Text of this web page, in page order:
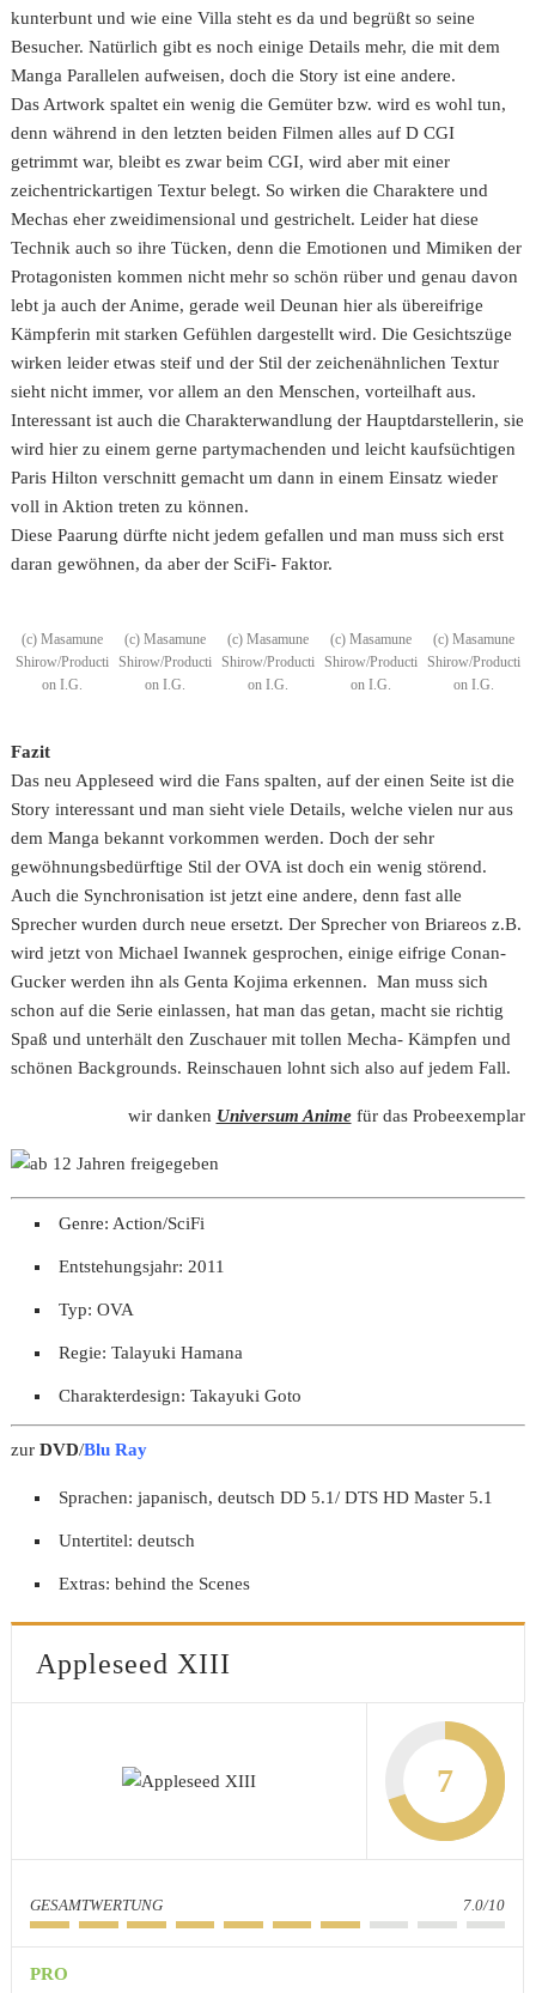
kunterbunt und wie eine Villa steht es da und begrüßt so seine
Besucher. Natürlich gibt es noch einige Details mehr, die mit dem
Manga Parallelen aufweisen, doch die Story ist eine andere.
Das Artwork spaltet ein wenig die Gemüter bzw. wird es wohl tun,
denn während in den letzten beiden Filmen alles auf D CGI
getrimmt war, bleibt es zwar beim CGI, wird aber mit einer
zeichentrickartigen Textur belegt. So wirken die Charaktere und
Mechas eher zweidimensional und gestrichelt. Leider hat diese
Technik auch so ihre Tücken, denn die Emotionen und Mimiken der
Protagonisten kommen nicht mehr so schön rüber und genau davon
lebt ja auch der Anime, gerade weil Deunan hier als übereifrige
Kämpferin mit starken Gefühlen dargestellt wird. Die Gesichtszüge
wirken leider etwas steif und der Stil der zeichenähnlichen Textur
sieht nicht immer, vor allem an den Menschen, vorteilhaft aus.
Interessant ist auch die Charakterwandlung der Hauptdarstellerin, sie
wird hier zu einem gerne partymachenden und leicht kaufsüchtigen
Paris Hilton verschnitt gemacht um dann in einem Einsatz wieder
voll in Aktion treten zu können.
Diese Paarung dürfte nicht jedem gefallen und man muss sich erst
daran gewöhnen, da aber der SciFi- Faktor.
(c) Masamune
Shirow/Producti
on I.G.
(c) Masamune
Shirow/Producti
on I.G.
(c) Masamune
Shirow/Producti
on I.G.
(c) Masamune
Shirow/Producti
on I.G.
(c) Masamune
Shirow/Producti
on I.G.
Fazit
Das neu Appleseed wird die Fans spalten, auf der einen Seite ist die
Story interessant und man sieht viele Details, welche vielen nur aus
dem Manga bekannt vorkommen werden. Doch der sehr
gewöhnungsbedürftige Stil der OVA ist doch ein wenig störend.
Auch die Synchronisation ist jetzt eine andere, denn fast alle
Sprecher wurden durch neue ersetzt. Der Sprecher von Briareos z.B.
wird jetzt von Michael Iwannek gesprochen, einige eifrige Conan-
Gucker werden ihn als Genta Kojima erkennen. Man muss sich
schon auf die Serie einlassen, hat man das getan, macht sie richtig
Spaß und unterhält den Zuschauer mit tollen Mecha- Kämpfen und
schönen Backgrounds. Reinschauen lohnt sich also auf jedem Fall.
wir danken Universum Animefür das Probeexemplar
Genre: Action/SciFi
Entstehungsjahr: 2011
Typ: OVA
Regie: Talayuki Hamana
Charakterdesign: Takayuki Goto
zurDVD/Blu Ray
Sprachen: japanisch, deutsch DD 5.1/ DTS HD Master 5.1
Untertitel: deutsch
Extras: behind the Scenes
Appleseed XIII
7
GESAMTWERTUNG 7.0/10
PRO